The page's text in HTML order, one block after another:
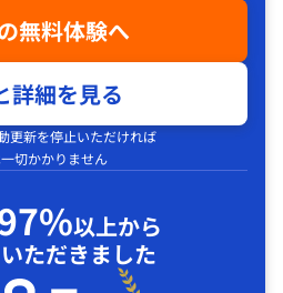
無料体験へ
詳細を見る
更新を停止いただければ
切かかりません
以上から
ただきました